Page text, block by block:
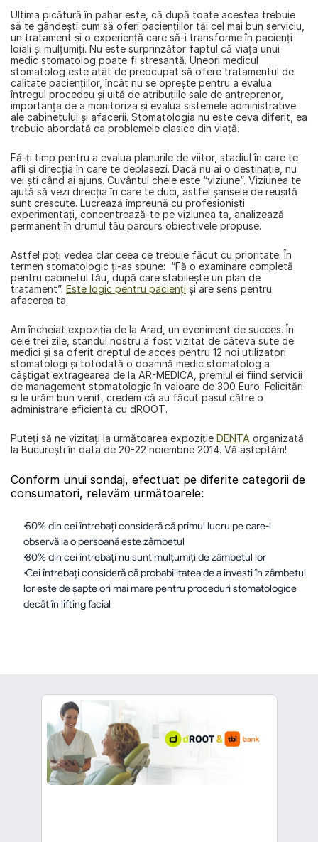
Ultima picătură în pahar este, că după toate acestea trebuie
să te gândeşti cum să oferi pacienţiilor tăi cel mai bun serviciu,
un tratament şi o experienţă care să-i transforme în pacienți
loiali şi mulţumiţi. Nu este surprinzător faptul că viața unui
medic stomatolog poate fi stresantă. Uneori medicul
stomatolog este atât de preocupat să ofere tratamentul de
calitate pacienţiilor, încât nu se opreşte pentru a evalua
întregul procedeu şi uită de atribuţiile sale de antreprenor,
importanţa de a monitoriza şi evalua sistemele administrative
ale cabinetului şi afacerii. Stomatologia nu este ceva diferit, ea
trebuie abordată ca problemele clasice din viaţă.
Fă-ţi timp pentru a evalua planurile de viitor, stadiul în care te
afli şi direcţia în care te deplasezi. Dacă nu ai o destinaţie, nu
vei şti când ai ajuns. Cuvântul cheie este “viziune”. Viziunea te
ajută să vezi direcţia în care te duci, astfel şansele de reuşită
sunt crescute. Lucrează împreună cu profesionişti
experimentaţi, concentrează-te pe viziunea ta, analizează
permanent în drumul tău parcurs obiectivele propuse.
Astfel poţi vedea clar ceea ce trebuie făcut cu prioritate. În
termen stomatologic ți-as spune:  “Fă o examinare completă
pentru cabinetul tău, după care stabileşte un plan de
tratament”. Este logic pentru pacienţi şi are sens pentru
afacerea ta.
Am încheiat expoziţia de la Arad, un eveniment de succes. În
cele trei zile, standul nostru a fost vizitat de câteva sute de
medici şi sa oferit dreptul de acces pentru 12 noi utilizatori
stomatologi și totodată o doamnă medic stomatolog a
câștigat extragearea de la AR-MEDICA, premiul ei fiind servicii
de management stomatologic în valoare de 300 Euro. Felicitări
și le urăm bun venit, credem că au făcut pasul către o
administrare eficientă cu dROOT.
Puteţi să ne vizitaţi la următoarea expoziţie DENTA organizată
la Bucureşti în data de 20-22 noiembrie 2014. Vă aşteptăm!
Conform unui sondaj, efectuat pe diferite categorii de
consumatori, relevăm următoarele:
50% din cei întrebaţi consideră că primul lucru pe care-l
observă la o persoană este zâmbetul
80% din cei întrebaţi nu sunt mulţumiți de zâmbetul lor
Cei întrebaţi consideră că probabilitatea de a investi în zâmbetul
lor este de şapte ori mai mare pentru proceduri stomatologice
decât în lifting facial